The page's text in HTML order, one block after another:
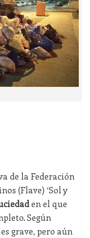
de la Federación
(Flave) ‘Sol y
en el que
Según
grave, pero aún